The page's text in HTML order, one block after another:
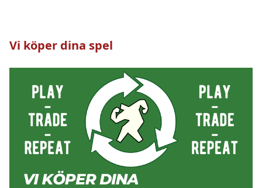
Vi köper dina spel